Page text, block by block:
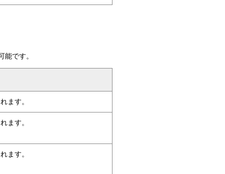
です。
ます。
ます。
ます。